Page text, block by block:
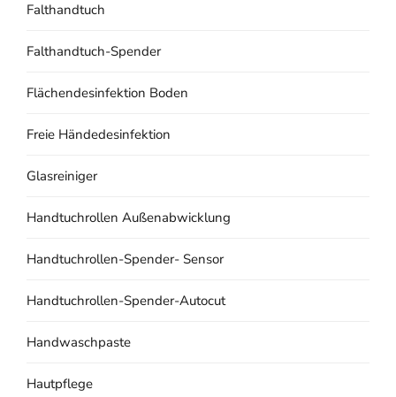
Falthandtuch
Falthandtuch-Spender
Flächendesinfektion Boden
Freie Händedesinfektion
Glasreiniger
Handtuchrollen Außenabwicklung
Handtuchrollen-Spender- Sensor
Handtuchrollen-Spender-Autocut
Handwaschpaste
Hautpflege